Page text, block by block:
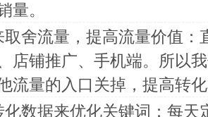
量。
取舍流量，提高流量价值
店铺推广、手机端。所以
流量的入口关掉，提高转
数据来优化关键词：每